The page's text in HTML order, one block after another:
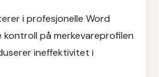
i profesjonelle Word
på merkevareprofilen
ineffektivitet i